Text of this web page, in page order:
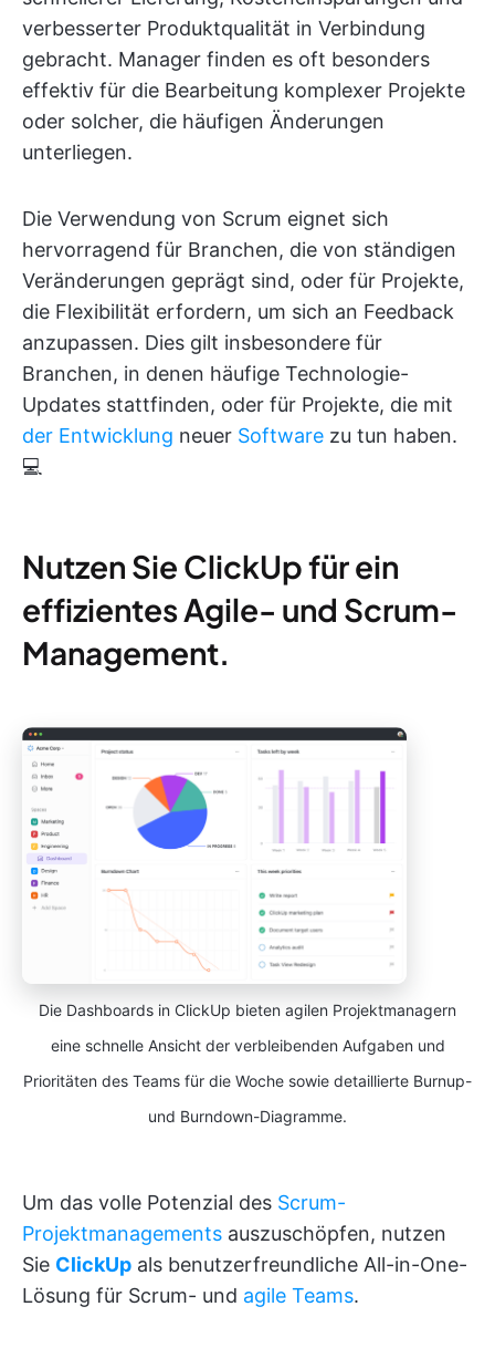
verbesserter Produktqualität in Verbindung
gebracht. Manager finden es oft besonders
effektiv für die Bearbeitung komplexer Projekte
oder solcher, die häufigen Änderungen
unterliegen.
Die Verwendung von Scrum eignet sich
hervorragend für Branchen, die von ständigen
Veränderungen geprägt sind, oder für Projekte,
die Flexibilität erfordern, um sich an Feedback
anzupassen. Dies gilt insbesondere für
Branchen, in denen häufige Technologie-
Updates stattfinden, oder für Projekte, die mit
der Entwicklung neuer Software zu tun haben.
💻
Nutzen Sie ClickUp für ein
effizientes Agile- und Scrum-
Management.
Die Dashboards in ClickUp bieten agilen Projektmanagern
eine schnelle Ansicht der verbleibenden Aufgaben und
Prioritäten des Teams für die Woche sowie detaillierte Burnup-
und Burndown-Diagramme.
Um das volle Potenzial des Scrum-
Projektmanagements auszuschöpfen, nutzen
Sie ClickUp als benutzerfreundliche All-in-One-
Lösung für Scrum- und agile Teams.